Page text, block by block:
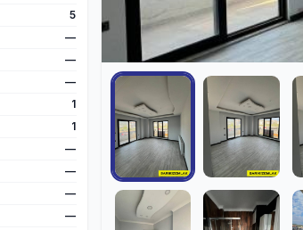
5
—
—
—
1
1
—
—
—
—